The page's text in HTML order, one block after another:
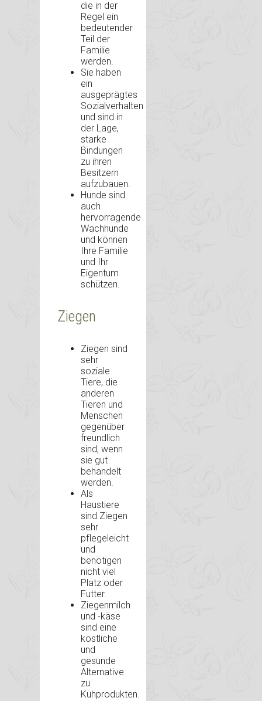
die in der
Regel ein
bedeutender
Teil der
Familie
werden.
Sie haben
ein
ausgeprägtes
Sozialverhalten
und sind in
der Lage,
starke
Bindungen
zu ihren
Besitzern
aufzubauen.
Hunde sind
auch
hervorragende
Wachhunde
und können
Ihre Familie
und Ihr
Eigentum
schützen.
Ziegen
Ziegen sind
sehr
soziale
Tiere, die
anderen
Tieren und
Menschen
gegenüber
freundlich
sind, wenn
sie gut
behandelt
werden.
Als
Haustiere
sind Ziegen
sehr
pflegeleicht
und
benötigen
nicht viel
Platz oder
Futter.
Ziegenmilch
und -käse
sind eine
köstliche
und
gesunde
Alternative
zu
Kuhprodukten.